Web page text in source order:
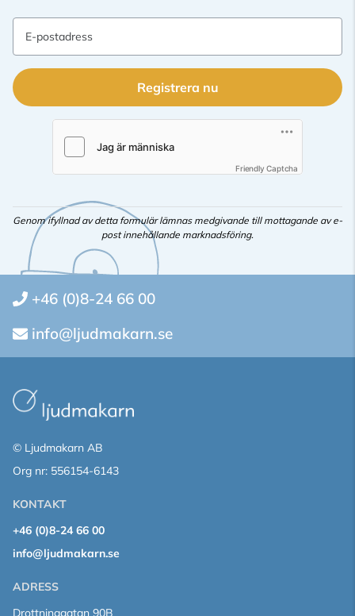
E-postadress
Registrera nu
Friendly Captcha
Genom ifyllnad av detta formulär lämnas medgivande till mottagande av e-
post innehållande marknadsföring.
+46 (0)8-24 66 00
info@ljudmakarn.se
© Ljudmakarn AB
Org nr: 556154-6143
KONTAKT
+46 (0)8-24 66 00
info@ljudmakarn.se
ADRESS
Drottninggatan 90B